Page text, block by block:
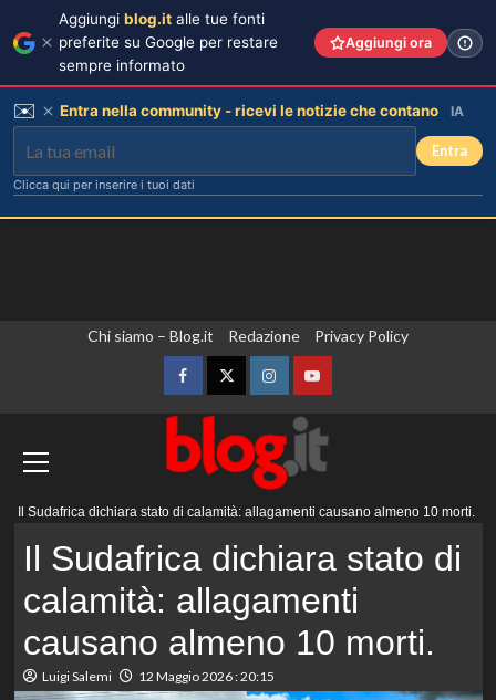
Chi siamo – Blog.it Redazione Privacy Policy
FacebookTwitterInstagramYouTube
Il Sudafrica dichiara stato di calamità: allagamenti causano almeno 10 morti.
Il Sudafrica dichiara stato di
calamità: allagamenti
causano almeno 10 morti.
Luigi Salemi 12 Maggio 2026 : 20:15
Aggiungi blog.it alle tue fonti
preferite su Google per restare
sempre informato
Aggiungi ora
✉️ Entra nella community - ricevi le notizie che contano IA
Entra
Clicca qui per inserire i tuoi dati